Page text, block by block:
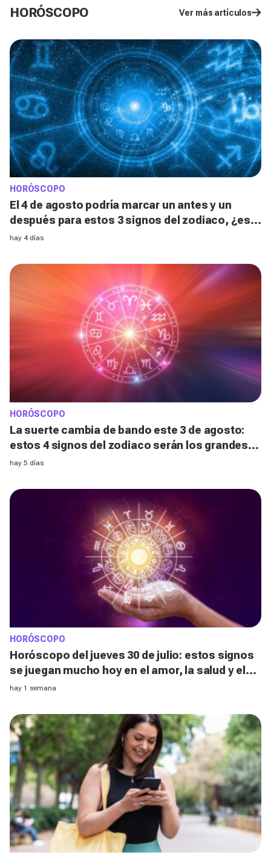
HORÓSCOPO Ver más artículos
HORÓSCOPO
El 4 de agosto podría marcar un antes y un
después para estos 3 signos del zodiaco, ¿está
el tuyo entre ellos?
hay 4 días
HORÓSCOPO
La suerte cambia de bando este 3 de agosto:
estos 4 signos del zodiaco serán los grandes
afortunados, ¿estás entre ellos?
hay 5 días
HORÓSCOPO
Horóscopo del jueves 30 de julio: estos signos
se juegan mucho hoy en el amor, la salud y el
dinero sin darse cuenta
hay 1 semana